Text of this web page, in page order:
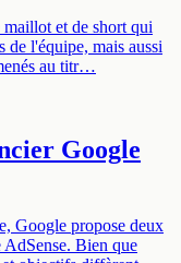
et de short qui
de l'équipe, mais aussi
au titr…
Google
Google propose deux
Bien que